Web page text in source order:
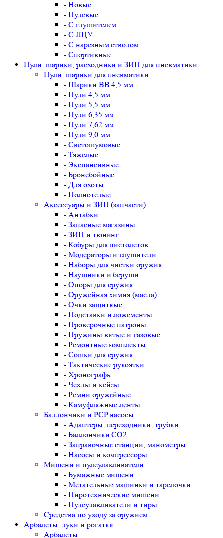
- Новые
- Пулевые
- С глушителем
- С ЛЦУ
- С нарезным стволом
- Спортивные
Пули, шарики, расходники и ЗИП для пневматики
Пули, шарики для пневматики
- Шарики BB 4,5 мм
- Пули 4,5 мм
- Пули 5,5 мм
- Пули 6,35 мм
- Пули 7,62 мм
- Пули 9,0 мм
- Светошумовые
- Тяжелые
- Экспансивные
- Бронебойные
- Для охоты
- Полнотелые
Аксессуары и ЗИП (запчасти)
- Антабки
- Запасные магазины
- ЗИП и тюнинг
- Кобуры для пистолетов
- Модераторы и глушители
- Наборы для чистки оружия
- Наушники и беруши
- Опоры для оружия
- Оружейная химия (масла)
- Очки защитные
- Подставки и ложементы
- Проверочные патроны
- Пружины витые и газовые
- Ремонтные комплекты
- Сошки для оружия
- Тактические рукоятки
- Хронографы
- Чехлы и кейсы
- Ремни оружейные
- Камуфляжные ленты
Баллончики и PCP насосы
- Адаптеры, переходники, трубки
- Баллончики CO2
- Заправочные станции, манометры
- Насосы и компрессоры
Мишени и пулеулавливатели
- Бумажные мишени
- Метательные машинки и тарелочки
- Пиротехнические мишени
- Пулеулавливатели и тиры
Средства по уходу за оружием
Арбалеты, луки и рогатки
Арбалеты